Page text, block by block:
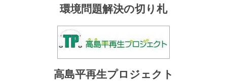
環境問題解決の切り札
高島平再生プロジェクト